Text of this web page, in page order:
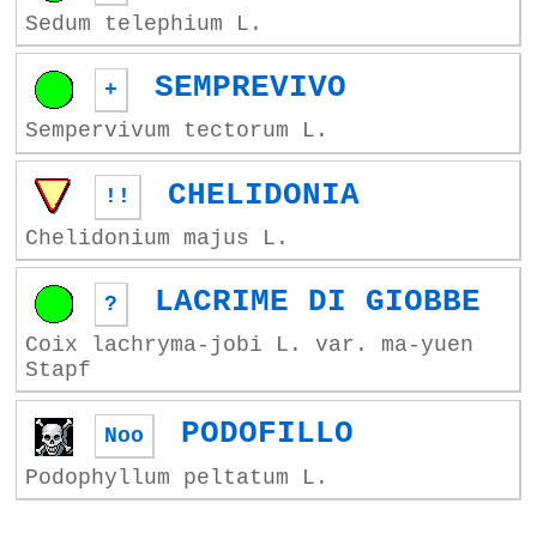
Sedum telephium L.
+ SEMPREVIVO
Sempervivum tectorum L.
!! CHELIDONIA
Chelidonium majus L.
? LACRIME DI GIOBBE
Coix lachryma-jobi L. var. ma-yuen
Stapf
Noo PODOFILLO
Podophyllum peltatum L.